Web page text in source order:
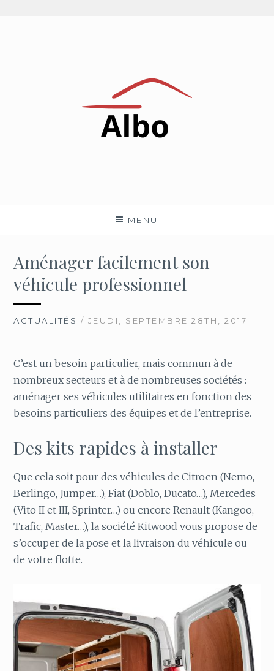
MENU
Aménager facilement son
véhicule professionnel
ACTUALITÉS / JEUDI, SEPTEMBRE 28TH, 2017
C’est un besoin particulier, mais commun à de
nombreux secteurs et à de nombreuses sociétés :
aménager ses véhicules utilitaires en fonction des
besoins particuliers des équipes et de l’entreprise.
Des kits rapides à installer
Que cela soit pour des véhicules de Citroen (Nemo,
Berlingo, Jumper…), Fiat (Doblo, Ducato…), Mercedes
(Vito II et III, Sprinter…) ou encore Renault (Kangoo,
Trafic, Master…), la société Kitwood vous propose de
s’occuper de la pose et la livraison du véhicule ou
de votre flotte.